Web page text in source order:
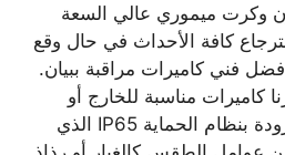
وكرت ميموري عالي السعة
كافة الأحداث في حال وقع
فني كاميرات مراقبة ببيان.
كاميرات مناسبة للخارج أو
الحدائق وهي مزودة بنظام الحماية IP65 الذي